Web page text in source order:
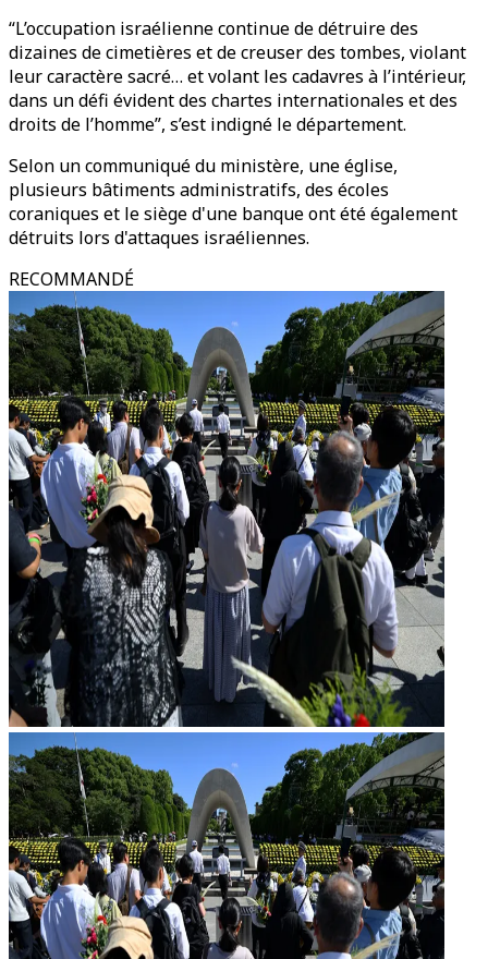
“L’occupation israélienne continue de détruire des
dizaines de cimetières et de creuser des tombes, violant
leur caractère sacré… et volant les cadavres à l’intérieur,
dans un défi évident des chartes internationales et des
droits de l’homme”, s’est indigné le département.
Selon un communiqué du ministère, une église,
plusieurs bâtiments administratifs, des écoles
coraniques et le siège d'une banque ont été également
détruits lors d'attaques israéliennes.
RECOMMANDÉ